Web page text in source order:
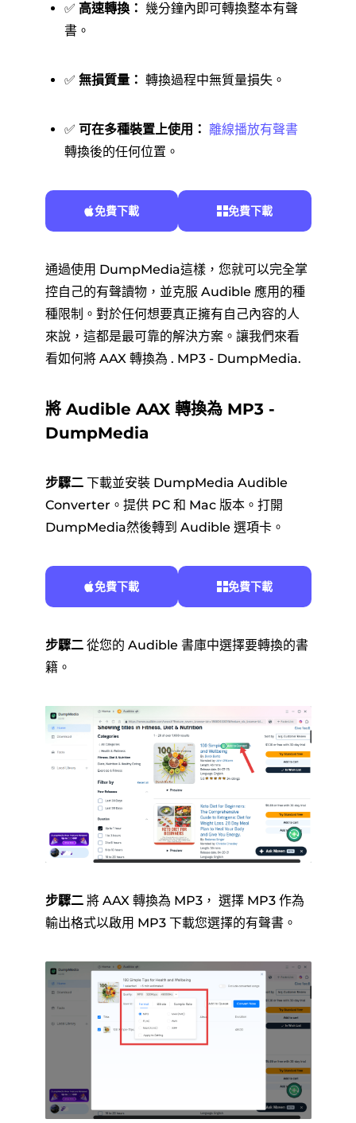
✅ 高速轉換： 幾分鐘內即可轉換整本有聲
書。
✅ 無損質量： 轉換過程中無質量損失。
✅ 可在多種裝置上使用： 離線播放有聲書
轉換後的任何位置。
免費下載 免費下載
通過使用 DumpMedia這樣，您就可以完全掌
控自己的有聲讀物，並克服 Audible 應用的種
種限制。對於任何想要真正擁有自己內容的人
來說，這都是最可靠的解決方案。讓我們來看
看如何將 AAX 轉換為 . MP3 - DumpMedia.
將 Audible AAX 轉換為 MP3 -
DumpMedia
步驟二下載並安裝 DumpMedia Audible
Converter。提供 PC 和 Mac 版本。打開
DumpMedia然後轉到 Audible 選項卡。
免費下載 免費下載
步驟二從您的 Audible 書庫中選擇要轉換的書
籍。
步驟二將 AAX 轉換為 MP3， 選擇 MP3 作為
輸出格式以啟用 MP3 下載您選擇的有聲書。